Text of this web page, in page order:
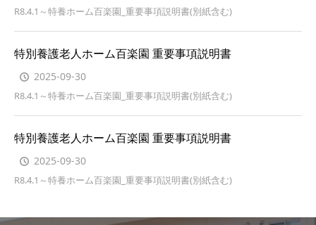
R8.4.1～特養ホーム百楽園_重要事項説明書(別紙含む)
特別養護老人ホーム百楽園 重要事項説明書
2025-09-30
R8.4.1～特養ホーム百楽園_重要事項説明書(別紙含む)
特別養護老人ホーム百楽園 重要事項説明書
2025-09-30
R8.4.1～特養ホーム百楽園_重要事項説明書(別紙含む)